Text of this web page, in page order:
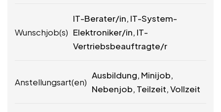
Wunschjob(s)
IT-Berater/in, IT-System-
Elektroniker/in, IT-
Vertriebsbeauftragte/r
Anstellungsart(en)
Ausbildung, Minijob,
Nebenjob, Teilzeit, Vollzeit